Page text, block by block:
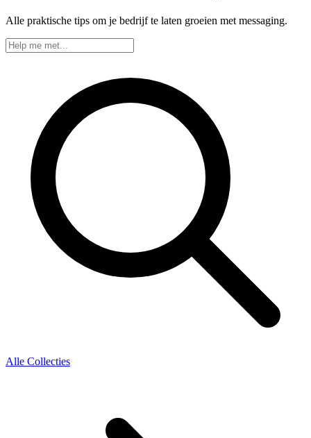
Alle praktische tips om je bedrijf te laten groeien met messaging.
Alle Collecties